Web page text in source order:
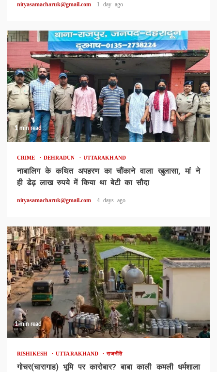
nityasamacharuk@gmail.com 1 day ago
1 min read
CRIME DEHRADUN UTTARAKHAND
नाबालिग के कथित अपहरण का चौंकाने वाला खुलासा, मां ने
ही डेढ़ लाख रुपये में किया था बेटी का सौदा
nityasamacharuk@gmail.com 4 days ago
1 min read
RISHIKESH UTTARAKHAND राजनीति
गोचर(चारागाह) भूमि पर कारोबार? बाबा काली कमली धर्मशाला